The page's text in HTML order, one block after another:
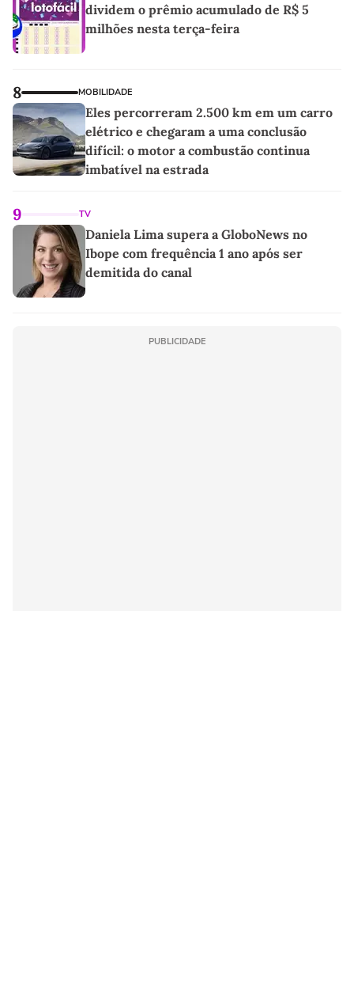
dividem o prêmio acumulado de R$ 5
milhões nesta terça-feira
8 MOBILIDADE
Eles percorreram 2.500 km em um carro
elétrico e chegaram a uma conclusão
difícil: o motor a combustão continua
imbatível na estrada
9 TV
Daniela Lima supera a GloboNews no
Ibope com frequência 1 ano após ser
demitida do canal
PUBLICIDADE